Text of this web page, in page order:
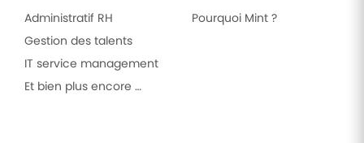
Administratif RH
Gestion des talents
IT service management
Et bien plus encore …
Pourquoi Mint ?